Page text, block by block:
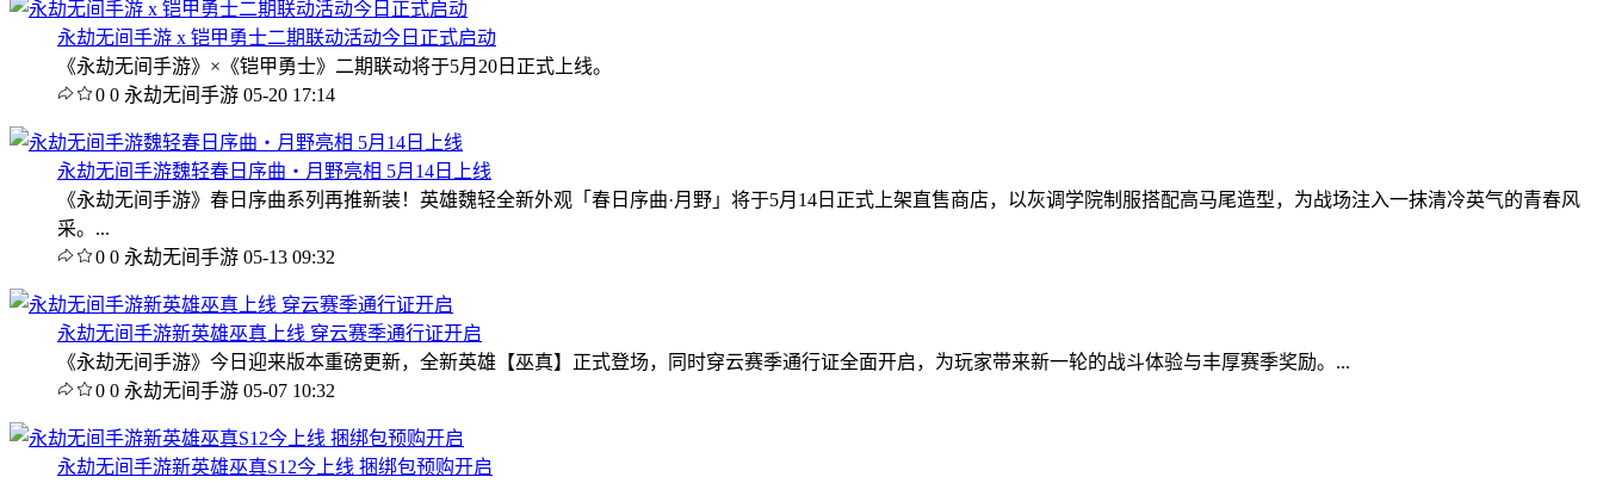
永劫无间手游 x 铠甲勇士二期联动活动今日正式启动
《永劫无间手游》×《铠甲勇士》二期联动将于5月20日正式上线。
0 0 永劫无间手游 05-20 17:14
永劫无间手游魏轻春日序曲・月野亮相 5月14日上线
《永劫无间手游》春日序曲系列再推新装！英雄魏轻全新外观「春日序曲·月野」将于5月14日正式上架直售商店，以灰调学院制服搭配高马尾造型，为战场注入一抹清冷英气的青春风
采。...
0 0 永劫无间手游 05-13 09:32
永劫无间手游新英雄巫真上线 穿云赛季通行证开启
《永劫无间手游》今日迎来版本重磅更新，全新英雄【巫真】正式登场，同时穿云赛季通行证全面开启，为玩家带来新一轮的战斗体验与丰厚赛季奖励。...
0 0 永劫无间手游 05-07 10:32
永劫无间手游新英雄巫真S12今上线 捆绑包预购开启